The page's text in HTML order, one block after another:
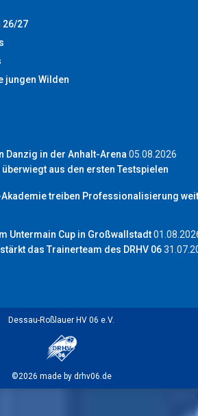
26/27
jungen Wilden
Danzig in der Anhalt-Arena05.08.2026
aus den ersten Testspielen
Akademie treiben Professionalisierung
Untermain Cup in Großwallstadt
das Trainerteam des DRHV 06
Dessau-Roßlauer HV 06 e.V.
©2026 made by drhv06.de